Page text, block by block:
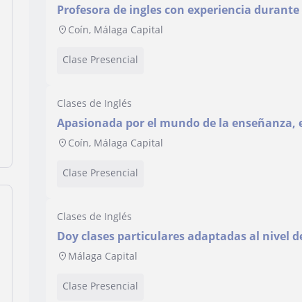
Profesora de ingles con experiencia
particulares donde cada uno de mis
sus objetivos academicos tanto infantil,
Coín, Málaga Capital
Clase Presencial
Clases de Inglés
Apasionada por el mundo de la
educación primaria y estudios ingleses
Coín, Málaga Capital
Clase Presencial
Clases de Inglés
Doy clases particulares adaptadas al nivel
siempre lograr mejorar sus objetivos
Málaga Capital
Clase Presencial